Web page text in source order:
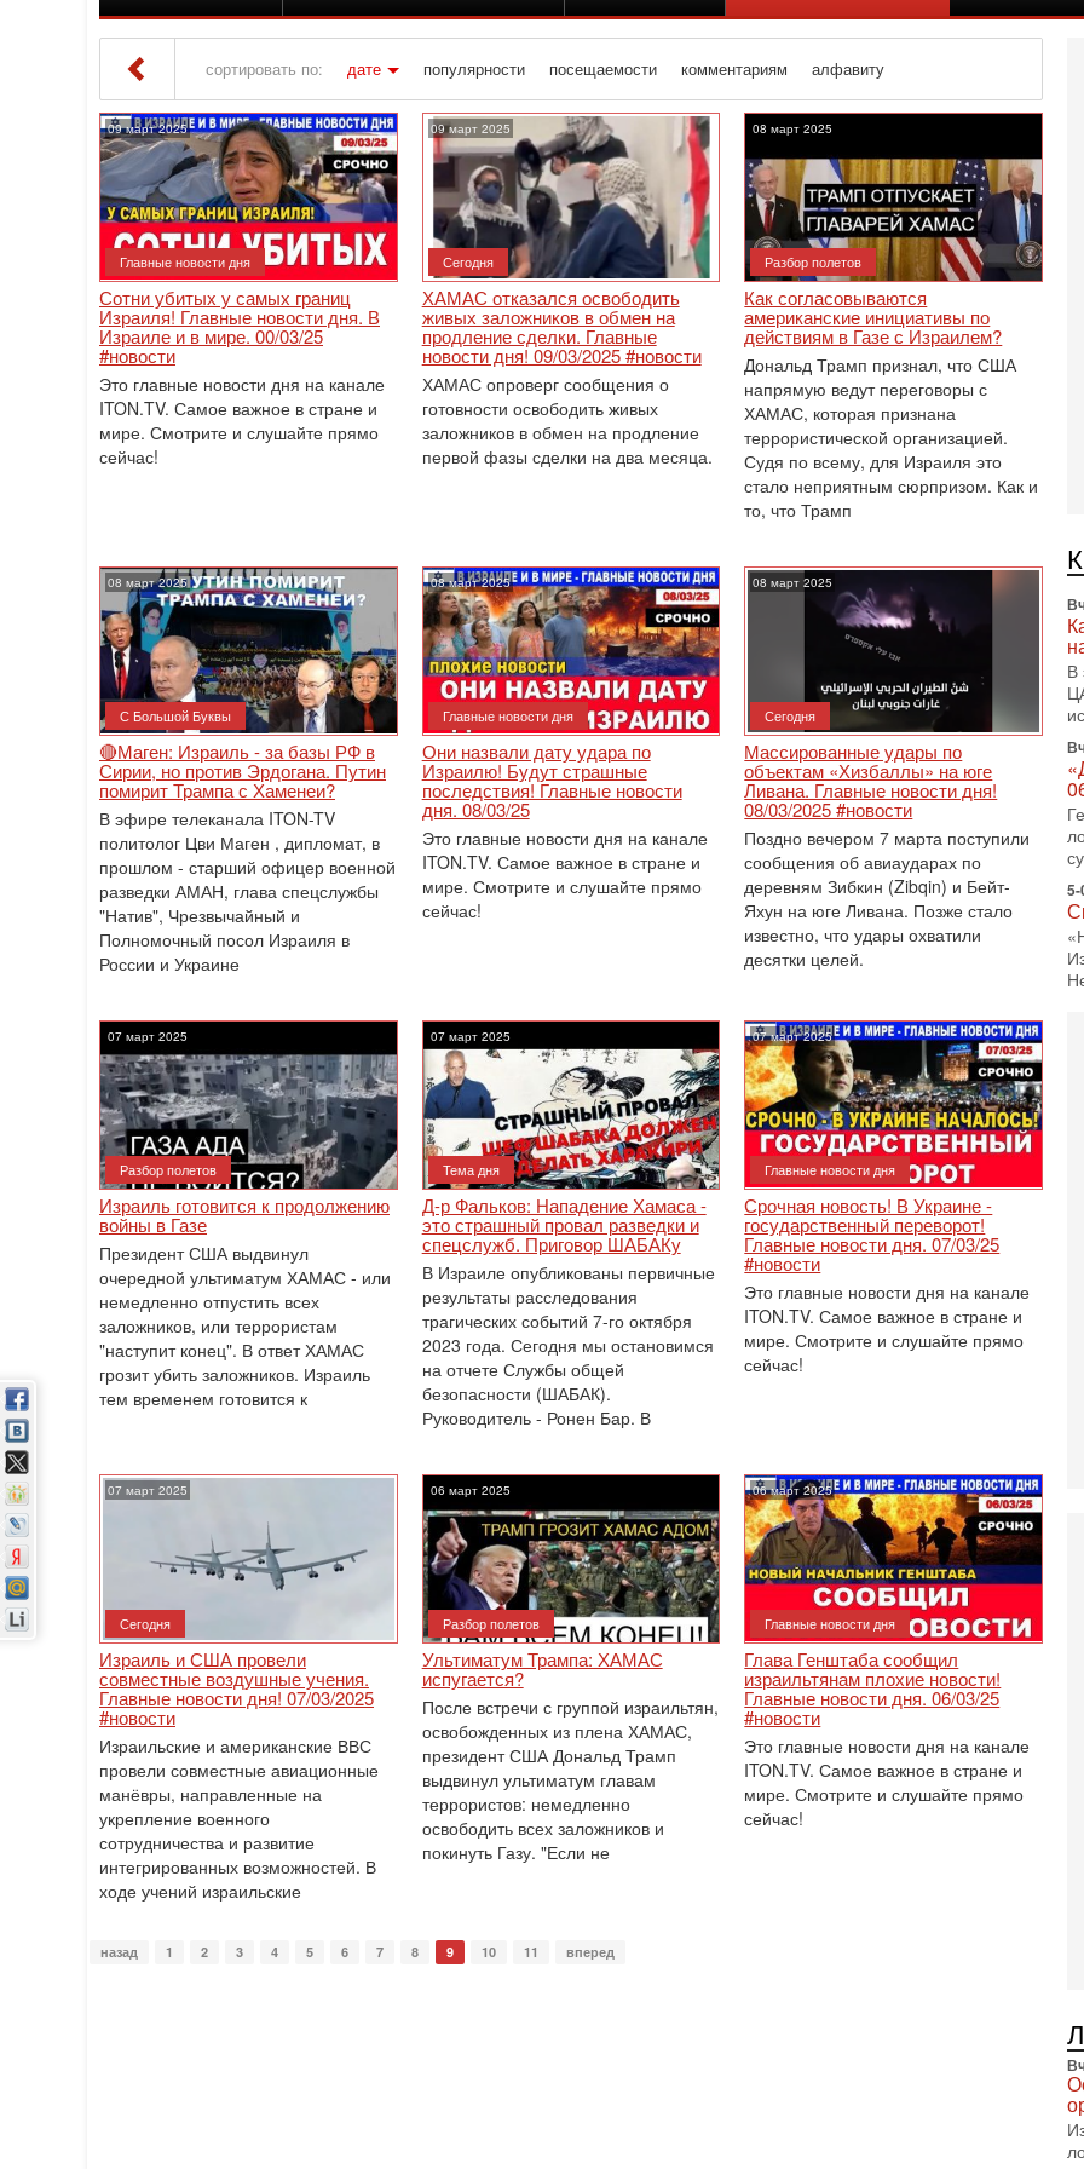
сортировать по: дате популярности посещаемости комментариям алфавиту
Iton TV» Материалы за Март 2025 года » Страница 9
09 март 2025
Главные новости дня
Сотни убитых у самых границ
Израиля! Главные новости дня. В
Израиле и в мире. 00/03/25
#новости
Это главные новости дня на канале
ITON.TV. Самое важное в стране и
мире. Смотрите и слушайте прямо
сейчас!
09 март 2025
Сегодня
ХАМАС отказался освободить
живых заложников в обмен на
продление сделки. Главные
новости дня! 09/03/2025 #новости
ХАМАС опроверг сообщения о
готовности освободить живых
заложников в обмен на продление
первой фазы сделки на два месяца.
08 март 2025
Разбор полетов
Как согласовываются
американские инициативы по
действиям в Газе с Израилем?
Дональд Трамп признал, что США
напрямую ведут переговоры с
ХАМАС, которая признана
террористической организацией.
Судя по всему, для Израиля это
стало неприятным сюрпризом. Как и
то, что Трамп
08 март 2025
С Большой Буквы
🔴Маген: Израиль - за базы РФ в
Сирии, но против Эрдогана. Путин
помирит Трампа с Хаменеи?
В эфире телеканала ITON-TV
политолог Цви Маген , дипломат, в
прошлом - старший офицер военной
разведки АМАН, глава спецслужбы
"Натив", ‎Чрезвычайный и
Полномочный посол Израиля в
России и Украине
08 март 2025
Главные новости дня
Они назвали дату удара по
Израилю! Будут страшные
последствия! Главные новости
дня. 08/03/25
Это главные новости дня на канале
ITON.TV. Самое важное в стране и
мире. Смотрите и слушайте прямо
сейчас!
08 март 2025
Сегодня
Массированные удары по
объектам «Хизбаллы» на юге
Ливана. Главные новости дня!
08/03/2025 #новости
Поздно вечером 7 марта поступили
сообщения об авиаударах по
деревням Зибкин (Zibqin) и Бейт-
Яхун на юге Ливана. Позже стало
известно, что удары охватили
десятки целей.
07 март 2025
Разбор полетов
Израиль готовится к продолжению
войны в Газе
Президент США выдвинул
очередной ультиматум ХАМАС - или
немедленно отпустить всех
заложников, или террористам
"наступит конец". В ответ ХАМАС
грозит убить заложников. Израиль
тем временем готовится к
07 март 2025
Тема дня
Д-р Фальков: Нападение Хамаса -
это страшный провал разведки и
спецслужб. Приговор ШАБАКу
В Израиле опубликованы первичные
результаты расследования
трагических событий 7-го октября
2023 года. Сегодня мы остановимся
на отчете Службы общей
безопасности (ШАБАК).
Руководитель - Ронен Бар. В
07 март 2025
Главные новости дня
Срочная новость! В Украине -
государственный переворот!
Главные новости дня. 07/03/25
#новости
Это главные новости дня на канале
ITON.TV. Самое важное в стране и
мире. Смотрите и слушайте прямо
сейчас!
07 март 2025
Сегодня
Израиль и США провели
совместные воздушные учения.
Главные новости дня! 07/03/2025
#новости
Израильские и американские ВВС
провели совместные авиационные
манёвры, направленные на
укрепление военного
сотрудничества и развитие
интегрированных возможностей. В
ходе учений израильские
06 март 2025
Разбор полетов
Ультиматум Трампа: ХАМАС
испугается?
После встречи с группой израильтян,
освобожденных из плена ХАМАС,
президент США Дональд Трамп
выдвинул ультиматум главам
террористов: немедленно
освободить всех заложников и
покинуть Газу. "Если не
06 март 2025
Главные новости дня
Глава Генштаба сообщил
израильтянам плохие новости!
Главные новости дня. 06/03/25
#новости
Это главные новости дня на канале
ITON.TV. Самое важное в стране и
мире. Смотрите и слушайте прямо
сейчас!
назад 1 2 3 4 5 6 7 8 9 10 11 вперед
В
5-